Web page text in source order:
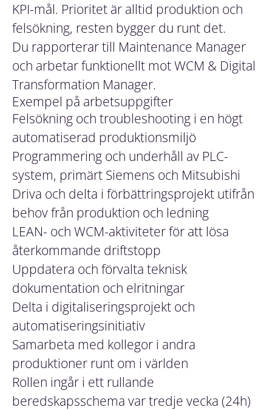
KPI-mål. Prioritet är alltid produktion och
felsökning, resten bygger du runt det.
Du rapporterar till Maintenance Manager
och arbetar funktionellt mot WCM & Digital
Transformation Manager.
Exempel på arbetsuppgifter
Felsökning och troubleshooting i en högt
automatiserad produktionsmiljö
Programmering och underhåll av PLC-
system, primärt Siemens och Mitsubishi
Driva och delta i förbättringsprojekt utifrån
behov från produktion och ledning
LEAN- och WCM-aktiviteter för att lösa
återkommande driftstopp
Uppdatera och förvalta teknisk
dokumentation och elritningar
Delta i digitaliseringsprojekt och
automatiseringsinitiativ
Samarbeta med kollegor i andra
produktioner runt om i världen
Rollen ingår i ett rullande
beredskapsschema var tredje vecka (24h)